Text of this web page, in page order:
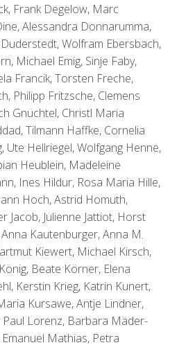
Frank Degelow, Marc
Alessandra Donnarumma,
Wolfram Ebersbach,
Michael Emig, Sinje Faby,
Francik, Torsten Freche,
Philipp Fritzsche, Clemens
Gnüchtel, Christl Maria
Tilmann Haffke, Cornelia
Ute Hellriegel, Wolfgang Henne,
Heublein, Madeleine
Ines Hildur, Rosa Maria Hille,
Hoch, Astrid Homuth,
Jacob, Julienne Jattiot, Horst
Kautenburger, Anna M.
Kiewert, Michael Kirsch,
Beate Körner, Elena
Kerstin Krieg, Katrin Kunert,
Kursawe, Antje Lindner,
Lorenz, Barbara Mäder-
Mathias, Petra